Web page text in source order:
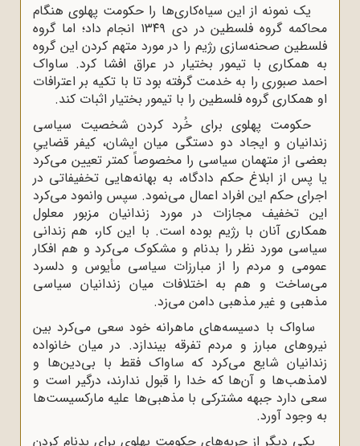
یک نمونه از این سیاه‌کاری‌ها را حکومت پهلوی هنگام
محاکمه گروه فلسطین در دی ۱۳۴۹ انجام داد؛ اما گروه
فلسطین صحنه‌سازی رژیم را در مورد متهم کردن این گروه
به همکاری با تیمور بختیار در عراق افشا کرد. ساواک
احمد صبوری را به خدمت گرفته بود تا با تکیه بر اعترافات
او همکاری گروه فلسطین را با تیمور بختیار اثبات کند.
حکومت پهلوی برای خُرد کردن شخصیت سیاسی
زندانیان و ایجاد دو دستگی میان ایشان، کیفر قضاییِ
بعضی از متهمان سیاسی را مخصوصاً کمتر تعیین می‌کرد
یا پس از ابلاغ حکم دادگاه، به بهانه‌هایی تخفیفاتی در
اجرای حکم این افراد اعمال می‌نمود. سپس وانمود می‌کرد
این تخفیف مجازات در مورد زندانیان مزبور معلول
همکاری آنان با رژیم بوده است. با این کار، هم زندانی
سیاسی مورد نظر را بدنام و مشکوک می‌کرد و هم افکار
عمومی و مردم را از مبارزات سیاسی مأیوس و دلسرد
می‌ساخت و هم به اختلافات میان زندانیان سیاسی
مذهبی و غیر مذهبی دامن می‌زد.
ساواک با دسیسه‌های ماهرانه خود سعی می‌کرد بین
نیروهای مبارز و مردم تفرقه بیندازد. در میان خانواده
زندانیان شایع می‌کرد که ساواک فقط با بی‌دین‌ها و
لامذهب‌ها و آن‌ها که خدا را قبول ندارند، درگیر است و
سعی دارد جبهه مشترکی با مذهبی‌ها علیه مارکسیست‌ها
به وجود آورد.
یکی دیگر از حربه‌های حکومت پهلوی برای بدنام کردن